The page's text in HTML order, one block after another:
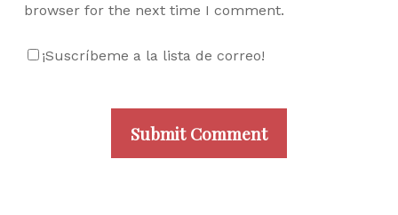
browser for the next time I comment.
¡Suscríbeme a la lista de correo!